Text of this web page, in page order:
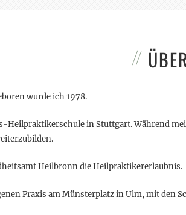
wurde ich 1978.
Heilpraktikerschule in Stuttgart. Während
Heilbronn die Heilpraktikererlaubnis.
Praxis am Münsterplatz in Ulm, mit den